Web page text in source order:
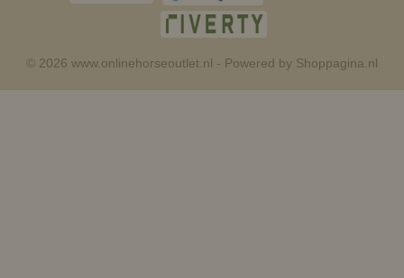
© 2026 www.onlinehorseoutlet.nl - Powered by Shoppagina.nl